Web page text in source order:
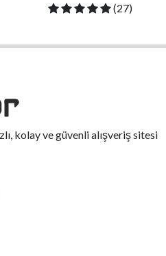
(27)
kolay ve güvenli alışveriş sitesi